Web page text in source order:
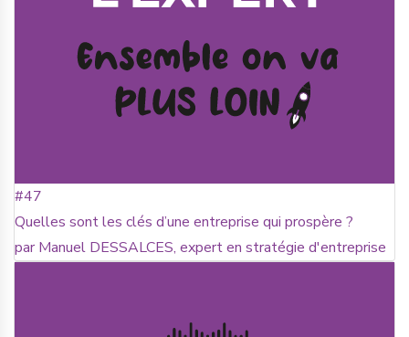
#47
Quelles sont les clés d’une entreprise qui prospère ?
par Manuel DESSALCES, expert en stratégie d'entreprise